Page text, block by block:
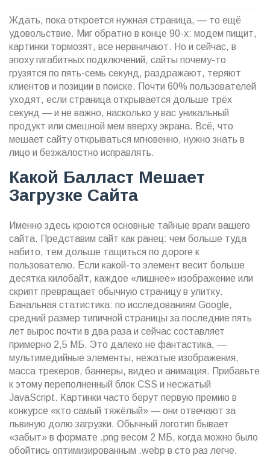
Ждать, пока откроется нужная страница, — то ещё
удовольствие. Миг обратно в конце 90-х: модем пищит,
картинки тормозят, все нервничают. Но и сейчас, в
эпоху гигабитных подключений, сайты почему-то
грузятся по пять-семь секунд, раздражают, теряют
клиентов и позиции в поиске. Почти 60% пользователей
уходят, если страница открывается дольше трёх
секунд — и не важно, насколько у вас уникальный
продукт или смешной мем вверху экрана. Всё, что
мешает сайту открываться мгновенно, нужно знать в
лицо и безжалостно исправлять.
Какой Балласт Мешает
Загрузке Сайта
Именно здесь кроются основные тайные враги вашего
сайта. Представим сайт как ранец: чем больше туда
набито, тем дольше тащиться по дороге к
пользователю. Если какой-то элемент весит больше
десятка килобайт, каждое «лишнее» изображение или
скрипт превращает обычную страницу в улитку.
Банальная статистика: по исследованиям Google,
средний размер типичной страницы за последние пять
лет вырос почти в два раза и сейчас составляет
примерно 2,5 МБ. Это далеко не фантастика, —
мультимедийные элементы, нежатые изображения,
масса трекеров, баннеры, видео и анимация. Прибавьте
к этому переполненный блок CSS и несжатый
JavaScript. Картинки часто берут первую премию в
конкурсе «кто самый тяжёлый» — они отвечают за
львиную долю загрузки. Обычный логотип бывает
«забыт» в формате .png весом 2 МБ, когда можно было
обойтись оптимизированным .webp в сто раз легче.